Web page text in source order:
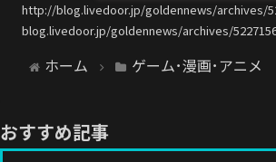
http://blog.livedoor.jp/goldennews/archives/
blog.livedoor.jp/goldennews/archives/
ホーム ゲーム･漫画･アニメ
おすすめ記事